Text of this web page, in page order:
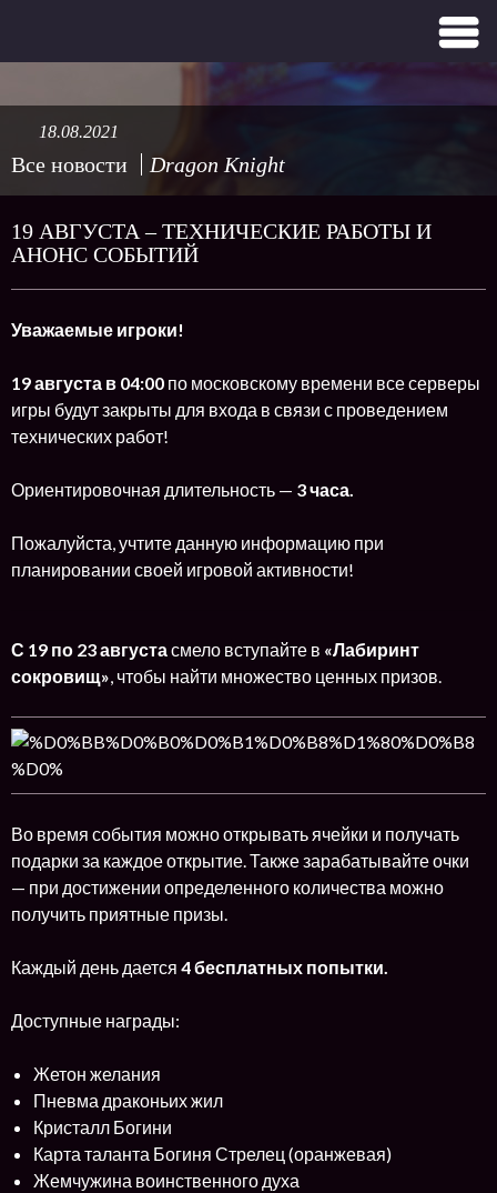
Все новости Dragon Knight
18.08.2021
19 АВГУСТА – ТЕХНИЧЕСКИЕ РАБОТЫ И
АНОНС СОБЫТИЙ
Уважаемые игроки!
19 августа в 04:00 по московскому времени все серверы
игры будут закрыты для входа в связи с проведением
технических работ!
Ориентировочная длительность — 3 часа.
Пожалуйста, учтите данную информацию при
планировании своей игровой активности!
С 19 по 23 августасмело вступайте в «Лабиринт
сокровищ», чтобы найти множество ценных призов.
Во время события можно открывать ячейки и получать
подарки за каждое открытие. Также зарабатывайте очки
— при достижении определенного количества можно
получить приятные призы.
Каждый день дается 4 бесплатных попытки.
Доступные награды:
Жетон желания
Пневма драконьих жил
Кристалл Богини
Карта таланта Богиня Стрелец (оранжевая)
Жемчужина воинственного духа